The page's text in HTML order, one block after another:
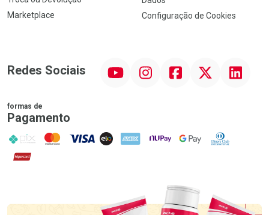
Marketplace
Configuração de Cookies
Redes Sociais InstagramFacebook Linkedin
formas de
Pagamento
PIX MasterCard
VISA ELO AMEX NuPay Google PayDiners Club
Hipercard
Promoção em Destaque